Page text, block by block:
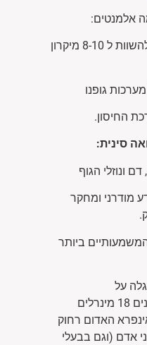
אלמנטים:
אינפרא אדום רחוק: ניתן להשוות ל 8-10 מיקרון
גופנו
החיסון.
סינית:
, דם ונוזלי הגוף
מודרני ומחקר
ביותר
על
ולזה הוסיפו היפנים 18 מינרלים
האדום רחוק
אדם (וגם בבעלי